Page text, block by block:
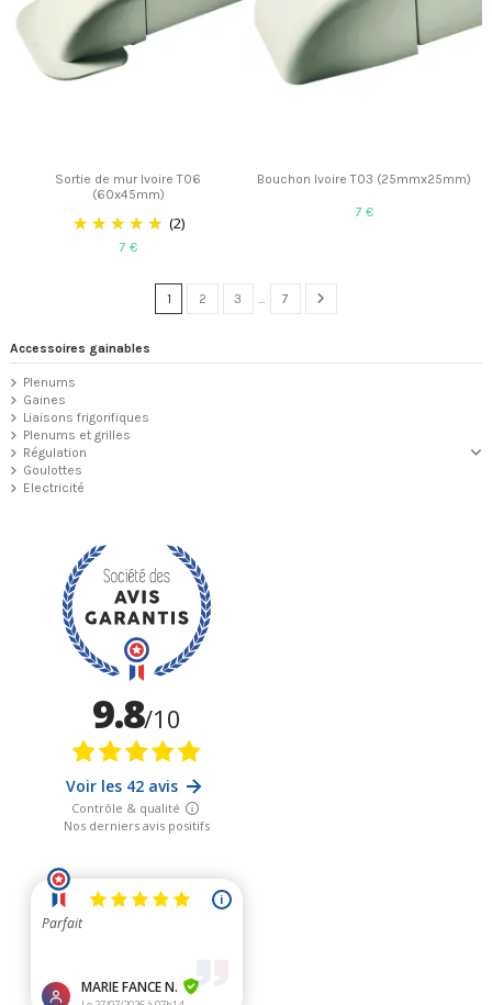
Sortie de mur Ivoire T06
(60x45mm)
(2)
7 €
Bouchon Ivoire T03 (25mmx25mm)
7 €
1 2 3 … 7
Accessoires gainables
Plenums
Gaines
Liaisons frigorifiques
Plenums et grilles
Régulation
Goulottes
Electricité